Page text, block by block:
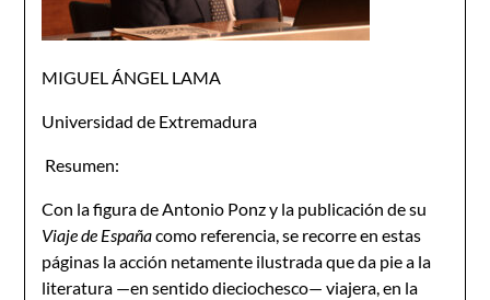
MIGUEL ÁNGEL LAMA
Universidad de Extremadura
Resumen:
Con la figura de Antonio Ponz y la publicación de su
Viaje de Españacomo referencia, se recorre en estas
páginas la acción netamente ilustrada que da pie a la
literatura —en sentido dieciochesco— viajera, en la